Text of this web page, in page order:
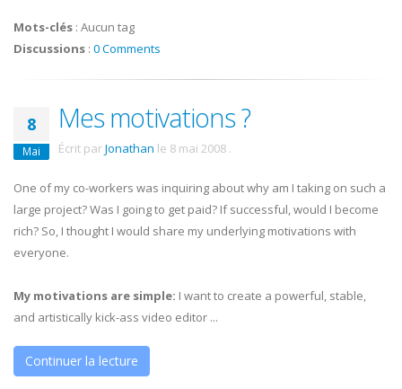
Mots-clés : Aucun tag
Discussions : 0 Comments
8
Mai
Mes motivations ?
Écrit parJonathan le 8 mai 2008 .
One of my co-workers was inquiring about why am I taking on such a
large project? Was I going to get paid? If successful, would I become
rich? So, I thought I would share my underlying motivations with
everyone.
My motivations are simple: I want to create a powerful, stable,
and artistically kick-ass video editor ...
Continuer la lecture